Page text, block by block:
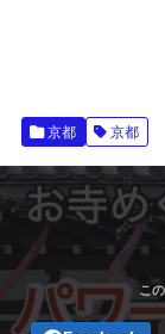
京都 京都